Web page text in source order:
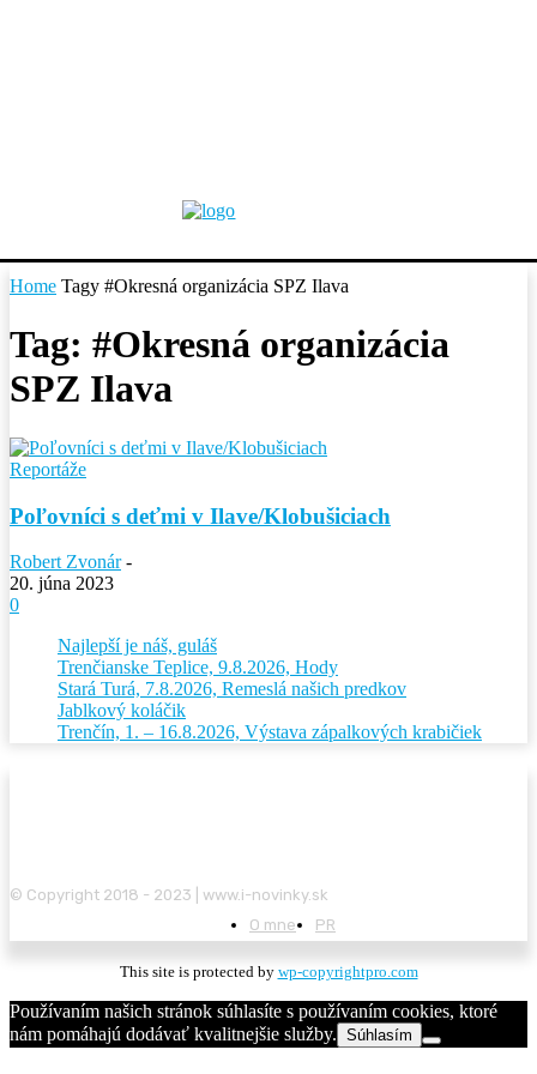
Home Tagy #Okresná organizácia SPZ Ilava
Tag: #Okresná organizácia
SPZ Ilava
Reportáže
Poľovníci s deťmi v Ilave/Klobušiciach
Robert Zvonár -
20. júna 2023
0
Najlepší je náš, guláš
Trenčianske Teplice, 9.8.2026, Hody
Stará Turá, 7.8.2026, Remeslá našich predkov
Jablkový koláčik
Trenčín, 1. – 16.8.2026, Výstava zápalkových krabičiek
© Copyright 2018 - 2023 | www.i-novinky.sk
O mne
PR
This site is protected by wp-copyrightpro.com
Používaním našich stránok súhlasíte s používaním cookies, ktoré
nám pomáhajú dodávať kvalitnejšie služby. Súhlasím